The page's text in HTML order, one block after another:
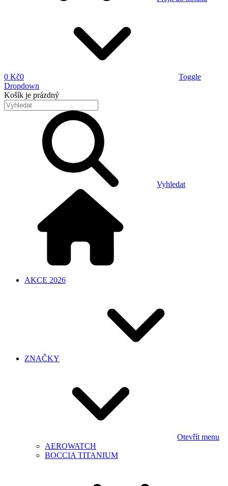
0 Kč0
Toggle
Dropdown
Košík je prázdný
Vyhledat
AKCE 2026
ZNAČKY
Otevřít menu
AEROWATCH
BOCCIA TITANIUM